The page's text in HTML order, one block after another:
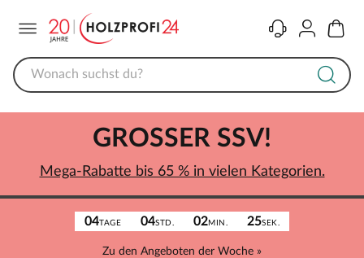
KontaktKonto
04TAGE 04STD. 02MIN. 25SEK.
Zu den Angeboten der Woche »
GROSSER SSV!
Mega-Rabatte bis 65 % in vielen Kategorien.